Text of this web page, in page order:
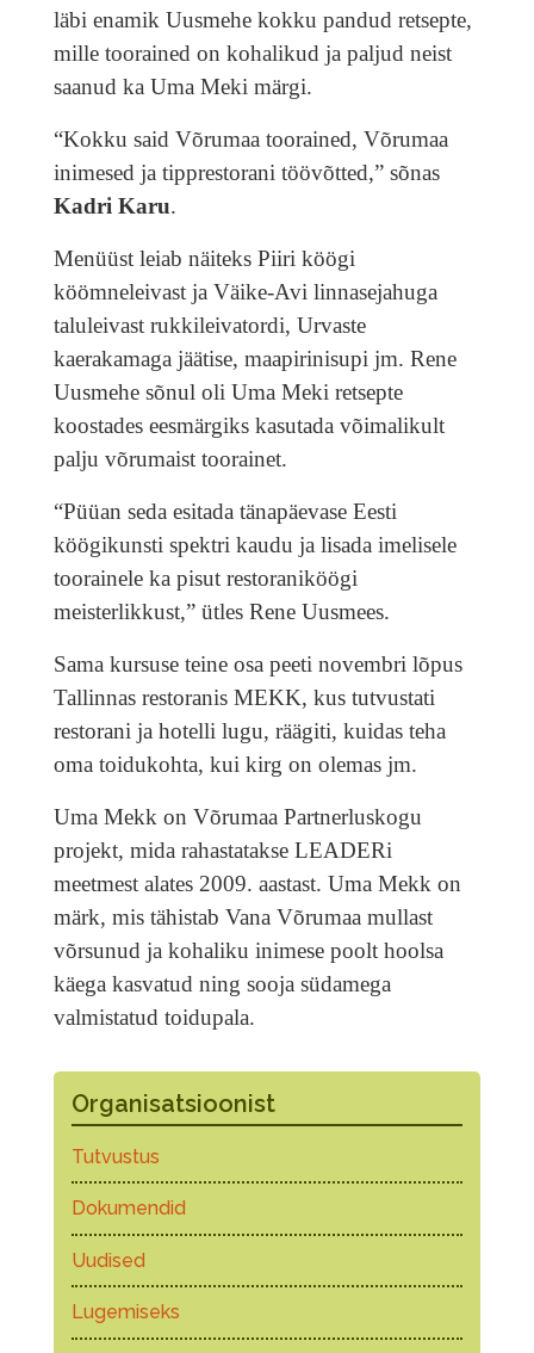
läbi enamik Uusmehe kokku pandud retsepte,
mille toorained on kohalikud ja paljud neist
saanud ka Uma Meki märgi.
“Kokku said Võrumaa toorained, Võrumaa
inimesed ja tipprestorani töövõtted,” sõnas
Kadri Karu.
Menüüst leiab näiteks Piiri köögi
köömneleivast ja Väike-Avi linnasejahuga
taluleivast rukkileivatordi, Urvaste
kaerakamaga jäätise, maapirinisupi jm. Rene
Uusmehe sõnul oli Uma Meki retsepte
koostades eesmärgiks kasutada võimalikult
palju võrumaist toorainet.
“Püüan seda esitada tänapäevase Eesti
köögikunsti spektri kaudu ja lisada imelisele
toorainele ka pisut restoraniköögi
meisterlikkust,” ütles Rene Uusmees.
Sama kursuse teine osa peeti novembri lõpus
Tallinnas restoranis MEKK, kus tutvustati
restorani ja hotelli lugu, räägiti, kuidas teha
oma toidukohta, kui kirg on olemas jm.
Uma Mekk on Võrumaa Partnerluskogu
projekt, mida rahastatakse LEADERi
meetmest alates 2009. aastast. Uma Mekk on
märk, mis tähistab Vana Võrumaa mullast
võrsunud ja kohaliku inimese poolt hoolsa
käega kasvatud ning sooja südamega
valmistatud toidupala.
Organisatsioonist
Tutvustus
Dokumendid
Uudised
Lugemiseks